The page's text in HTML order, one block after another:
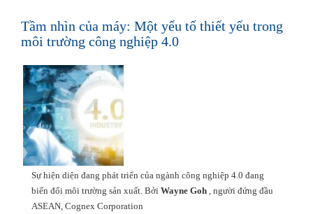
Tầm nhìn của máy: Một yếu tố thiết yếu trong
môi trường công nghiệp 4.0
Sự hiện diện đang phát triển của ngành công nghiệp 4.0 đang
biến đổi môi trường sản xuất. Bởi Wayne Goh , người đứng đầu
ASEAN, Cognex Corporation